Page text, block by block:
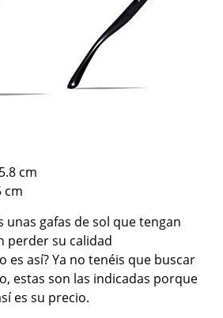
5.8 cm
cm
unas gafas de sol que tengan
perder su calidad
es así? Ya no tenéis que buscar
estas son las indicadas porque
es su precio.